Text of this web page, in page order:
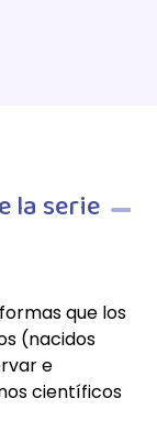
la serie
que los
(nacidos
e
científicos